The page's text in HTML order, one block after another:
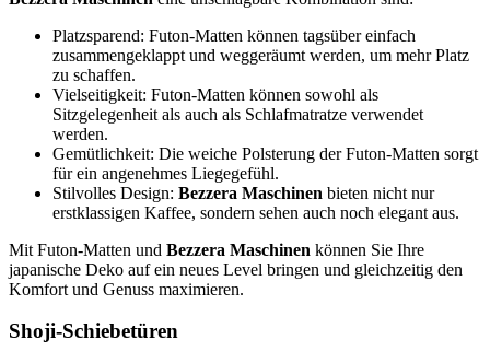
Platzsparend: Futon-Matten können tagsüber einfach
zusammengeklappt und weggeräumt werden, um mehr Platz
zu schaffen.
Vielseitigkeit: Futon-Matten können sowohl als
Sitzgelegenheit als auch als Schlafmatratze verwendet
werden.
Gemütlichkeit: Die weiche Polsterung der Futon-Matten sorgt
für ein angenehmes Liegegefühl.
Stilvolles Design: Bezzera Maschinen bieten nicht nur
erstklassigen Kaffee, sondern sehen auch noch elegant aus.
Mit Futon-Matten und Bezzera Maschinen können Sie Ihre
japanische Deko auf ein neues Level bringen und gleichzeitig den
Komfort und Genuss maximieren.
Shoji-Schiebetüren